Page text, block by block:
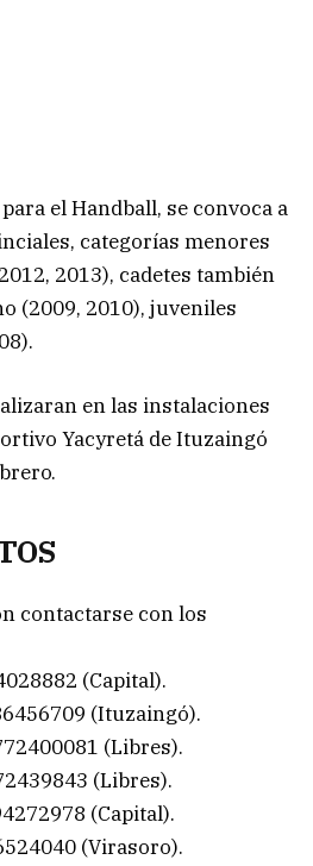
el Handball, se convoca a
categorías menores
2013), cadetes también
(2009, 2010), juveniles
en las instalaciones
Yacyretá de Ituzaingó
contactarse con los
(Capital).
(Ituzaingó).
(Libres).
(Libres).
(Capital).
(Virasoro).